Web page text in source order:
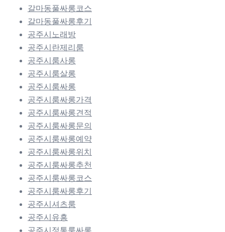
갈마동풀싸롱코스
갈마동풀싸롱후기
공주시노래방
공주시란제리룸
공주시룸사롱
공주시룸살롱
공주시룸싸롱
공주시룸싸롱가격
공주시룸싸롱견적
공주시룸싸롱문의
공주시룸싸롱예약
공주시룸싸롱위치
공주시룸싸롱추천
공주시룸싸롱코스
공주시룸싸롱후기
공주시셔츠룸
공주시유흥
공주시정통룸싸롱